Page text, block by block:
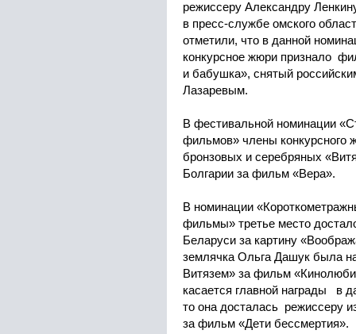
режиссеру Александру
в пресс-службе омского
отметили, что в данной
конкурсное жюри признало
и бабушка», снятый
Лазаревым.
В фестивальной номинации
фильмов» члены конкурсного
бронзовых и серебряных
Болгарии за фильм «Вера».
В номинации
фильмы» третье место
Беларуси за картину
землячка Ольга Дашук была
Витязем» за фильм
касается главной награды в
то она досталась режиссеру
за фильм «Дети бессмертия».